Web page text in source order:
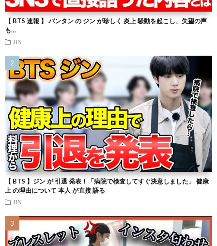
【 BTS 速報 】 バンタン の ジン が珍しく 炎上 騒動を起こし、失望の声
も…
JIN
【 BTS 】ジン が 引退 発表！「病院で検査してすぐ決意しました」 健康
上 の理由について 本人 が直接 語る
JIN